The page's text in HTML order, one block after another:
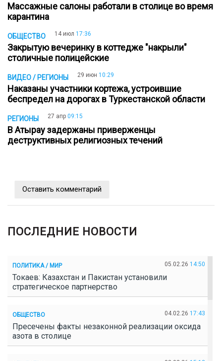
Массажные салоны работали в столице во время
карантина
ОБЩЕСТВО 14 июл 17:36
Закрытую вечеринку в коттедже "накрыли"
столичные полицейские
ВИДЕО / РЕГИОНЫ 29 июн 10:29
Наказаны участники кортежа, устроившие
беспредел на дорогах в Туркестанской области
РЕГИОНЫ 27 апр 09:15
В Атырау задержаны приверженцы
деструктивных религиозных течений
Оставить комментарий
ПОСЛЕДНИЕ НОВОСТИ
ПОЛИТИКА / МИР 05.02.26 14:50
Токаев: Казахстан и Пакистан установили
стратегическое партнерство
ОБЩЕСТВО 04.02.26 17:43
Пресечены факты незаконной реализации оксида
азота в столице